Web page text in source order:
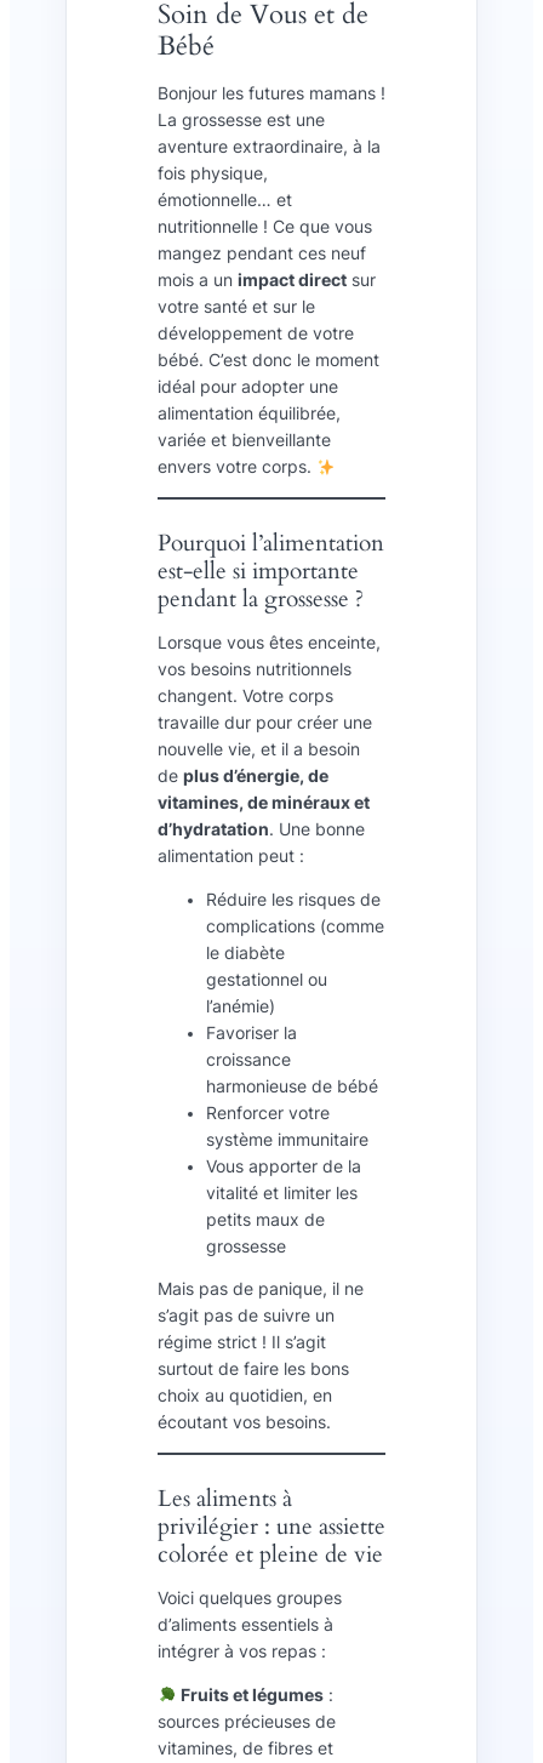
Soin de Vous et de
Bébé
Bonjour les futures mamans !
La grossesse est une
aventure extraordinaire, à la
fois physique,
émotionnelle… et
nutritionnelle ! Ce que vous
mangez pendant ces neuf
mois a un impact directsur
votre santé et sur le
développement de votre
bébé. C’est donc le moment
idéal pour adopter une
alimentation équilibrée,
variée et bienveillante
envers votre corps.
Pourquoi l’alimentation
est-elle si importante
pendant la grossesse ?
Lorsque vous êtes enceinte,
vos besoins nutritionnels
changent. Votre corps
travaille dur pour créer une
nouvelle vie, et il a besoin
de plus d’énergie, de
vitamines, de minéraux et
d’hydratation. Une bonne
alimentation peut :
Réduire les risques de
complications (comme
le diabète
gestationnel ou
l’anémie)
Favoriser la
croissance
harmonieuse de bébé
Renforcer votre
système immunitaire
Vous apporter de la
vitalité et limiter les
petits maux de
grossesse
Mais pas de panique, il ne
s’agit pas de suivre un
régime strict ! Il s’agit
surtout de faire les bons
choix au quotidien, en
écoutant vos besoins.
Les aliments à
privilégier : une assiette
colorée et pleine de vie
Voici quelques groupes
d’aliments essentiels à
intégrer à vos repas :
Fruits et légumes:
sources précieuses de
vitamines, de fibres et